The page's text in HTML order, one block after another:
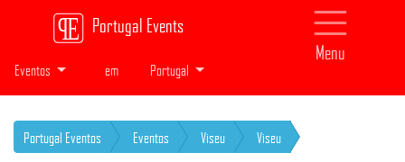
Portugal Events
Menu
Eventos em Portugal
Portugal Eventos Eventos Viseu
Viseu